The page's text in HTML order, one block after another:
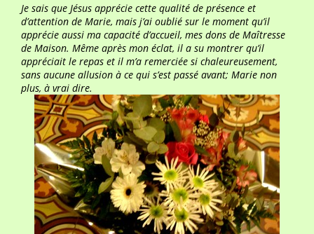
Je sais que Jésus apprécie cette qualité de présence et
d’attention de Marie, mais j’ai oublié sur le moment qu’il
apprécie aussi ma capacité d’accueil, mes dons de Maîtresse
de Maison. Même après mon éclat, il a su montrer qu’il
appréciait le repas et il m’a remerciée si chaleureusement,
sans aucune allusion à ce qui s’est passé avant; Marie non
plus, à vrai dire.